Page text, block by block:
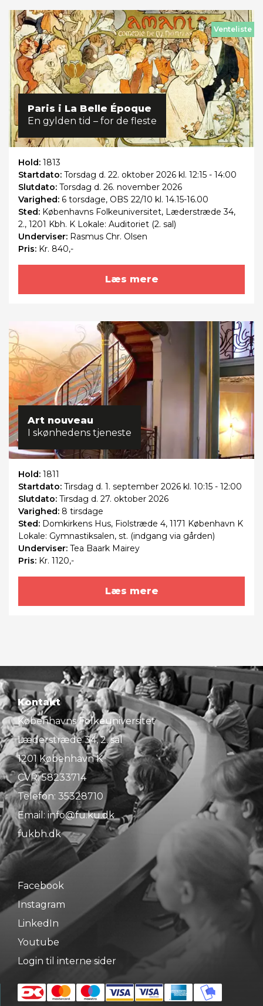
Paris i La Belle Époque
En gylden tid – for de fleste
Venteliste
Hold: 1813
Startdato: Torsdag d. 22. oktober 2026 kl. 12:15 - 14:00
Slutdato: Torsdag d. 26. november 2026
Varighed: 6 torsdage, OBS 22/10 kl. 14.15-16.00
Sted: Københavns Folkeuniversitet, Læderstræde 34,
2., 1201 Kbh. K Lokale: Auditoriet (2. sal)
Underviser: Rasmus Chr. Olsen
Pris: Kr. 840,-
Læs mere
Art nouveau
I skønhedens tjeneste
Hold: 1811
Startdato: Tirsdag d. 1. september 2026 kl. 10:15 - 12:00
Slutdato: Tirsdag d. 27. oktober 2026
Varighed: 8 tirsdage
Sted: Domkirkens Hus, Fiolstræde 4, 1171 København K
Lokale: Gymnastiksalen, st. (indgang via gården)
Underviser: Tea Baark Mairey
Pris: Kr. 1120,-
Læs mere
Kontakt
Københavns Folkeuniversitet
Læderstræde 34, 2. sal
1201 København K
CVR: 58233714
Telefon: 35328710
Email: info@fu.ku.dk
fukbh.dk
Facebook
Instagram
LinkedIn
Youtube
Login til interne sider